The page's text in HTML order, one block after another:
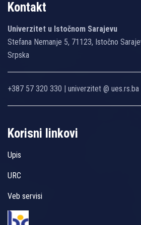
Kontakt
Univerzitet u Istočnom Sarajevu
Stefana Nemanje 5, 71123, Istočno
Srpska
+387 57 320 330 | univerzitet @ ues.rs.ba
Korisni linkovi
Upis
URC
Veb servisi